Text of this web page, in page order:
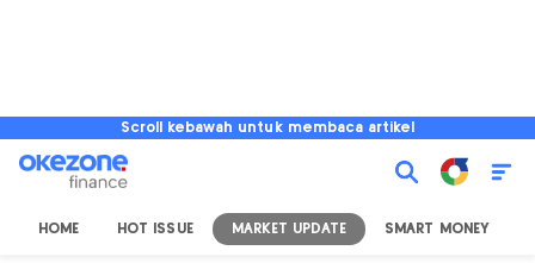
Scroll kebawah untuk membaca artikel
HOME HOT ISSUE MARKET UPDATE SMART MONEY